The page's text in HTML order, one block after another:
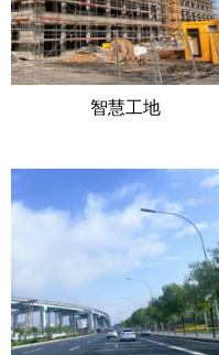
智慧工地